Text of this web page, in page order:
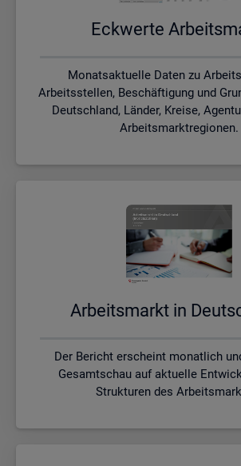
Eck­wer­te
Monatsaktuelle Daten zu
Arbeitsstellen, Beschäftigung und
Deutschland, Länder, Kreise,
Arbeitsmarktregionen.
Ar­beits­markt in
Der Bericht erscheint monatlich
Gesamtschau auf aktuelle
Strukturen des